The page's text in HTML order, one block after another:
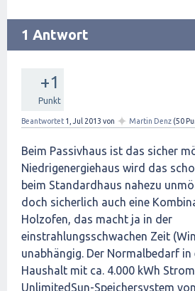
1 Antwort
+1
Punkt
Beantwortet 1, Jul 2013 von ✦ Martin Denz (50
Beim Passivhaus ist das sicher
Niedrigenergiehaus wird das
beim Standardhaus nahezu
doch sicherlich auch eine
Holzofen, das macht ja in der
einstrahlungsschwachen Zeit
unabhängig. Der Normalbedarf in
Haushalt mit ca. 4.000 kWh
UnlimitedSun-Speichersystem